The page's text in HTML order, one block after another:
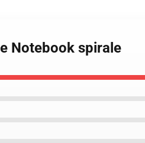
Notebook spirale